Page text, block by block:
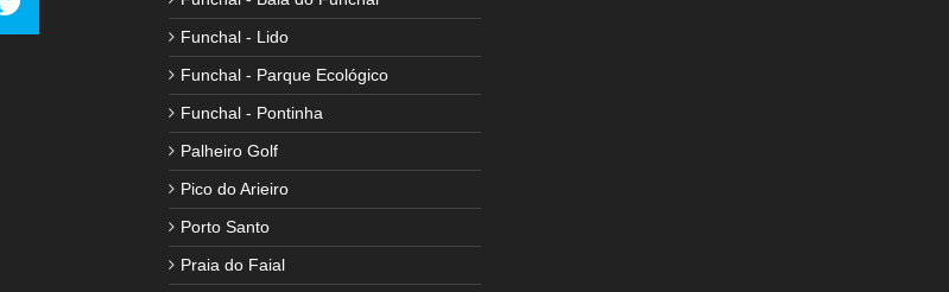
Funchal - Lido
Funchal - Parque Ecológico
Funchal - Pontinha
Palheiro Golf
Pico do Arieiro
Porto Santo
Praia do Faial